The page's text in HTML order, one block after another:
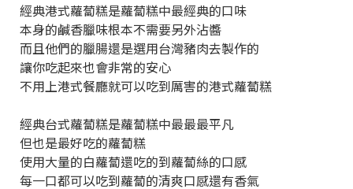
經典港式蘿蔔糕是蘿蔔糕中最經典的口味
本身的鹹香臘味根本不需要另外沾醬
而且他們的臘腸還是選用台灣豬肉去製作的
讓你吃起來也會非常的安心
不用上港式餐廳就可以吃到厲害的港式蘿蔔糕
經典台式蘿蔔糕是蘿蔔糕中最最最平凡
但也是最好吃的蘿蔔糕
使用大量的白蘿蔔還吃的到蘿蔔絲的口感
每一口都可以吃到蘿蔔的清爽口感還有香氣